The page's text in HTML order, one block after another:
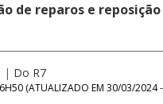
de reparos e
| Do R7
(ATUALIZADO EM 30/03/2024